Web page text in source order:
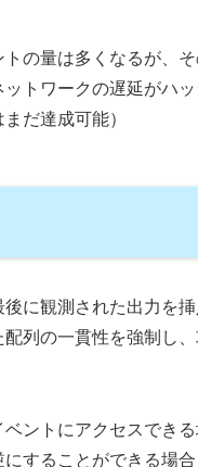
トの量は多くなるが、
ットワークの遅延がハ
だ達成可能）
後に観測された出力を
配列の一貫性を強制し
ベントにアクセスでき
することができる場